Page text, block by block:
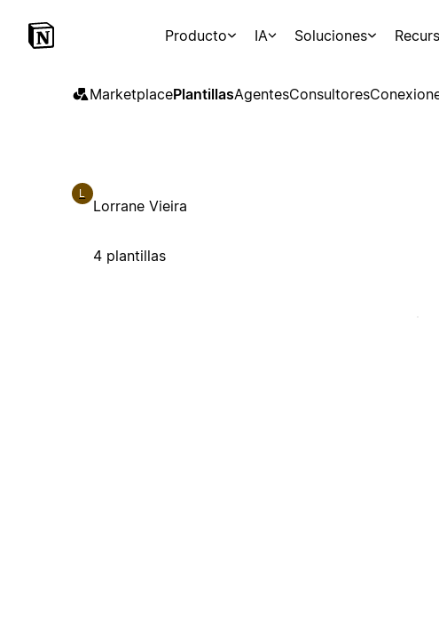
Producto IA Soluciones
MarketplacePlantillasAgentesConsultores
L
Lorrane Vieira
4 plantillas